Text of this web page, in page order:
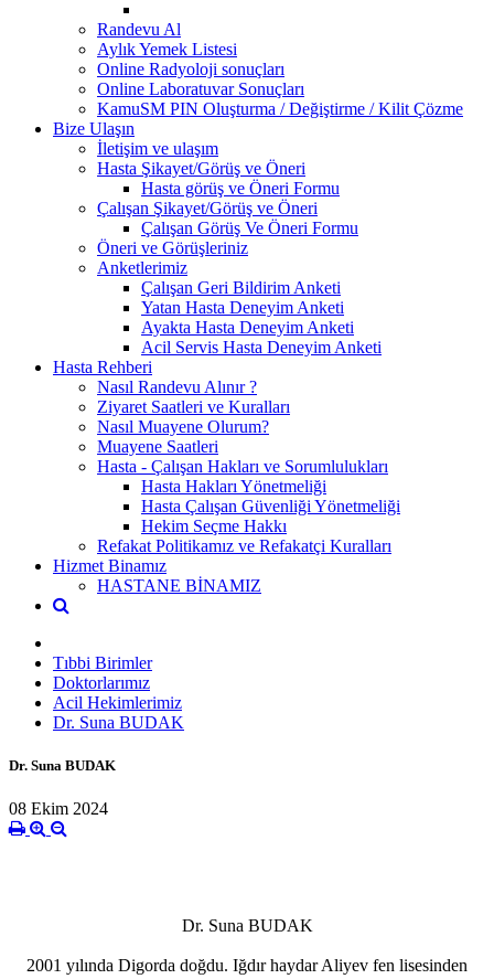
Randevu Al
Aylık Yemek Listesi
Online Radyoloji sonuçları
Online Laboratuvar Sonuçları
KamuSM PIN Oluşturma / Değiştirme / Kilit Çözme
Bize Ulaşın
İletişim ve ulaşım
Hasta Şikayet/Görüş ve Öneri
Hasta görüş ve Öneri Formu
Çalışan Şikayet/Görüş ve Öneri
Çalışan Görüş Ve Öneri Formu
Öneri ve Görüşleriniz
Anketlerimiz
Çalışan Geri Bildirim Anketi
Yatan Hasta Deneyim Anketi
Ayakta Hasta Deneyim Anketi
Acil Servis Hasta Deneyim Anketi
Hasta Rehberi
Nasıl Randevu Alınır ?
Ziyaret Saatleri ve Kuralları
Nasıl Muayene Olurum?
Muayene Saatleri
Hasta - Çalışan Hakları ve Sorumlulukları
Hasta Hakları Yönetmeliği
Hasta Çalışan Güvenliği Yönetmeliği
Hekim Seçme Hakkı
Refakat Politikamız ve Refakatçi Kuralları
Hizmet Binamız
HASTANE BİNAMIZ
Tıbbi Birimler
Doktorlarımız
Acil Hekimlerimiz
Dr. Suna BUDAK
Dr. Suna BUDAK
08 Ekim 2024
Dr. Suna BUDAK
2001 yılında Digorda doğdu. Iğdır haydar Aliyev fen lisesinden